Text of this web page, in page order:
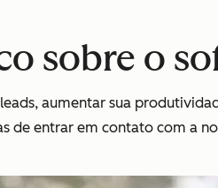
sobre o
aumentar sua
de entrar em contato com a